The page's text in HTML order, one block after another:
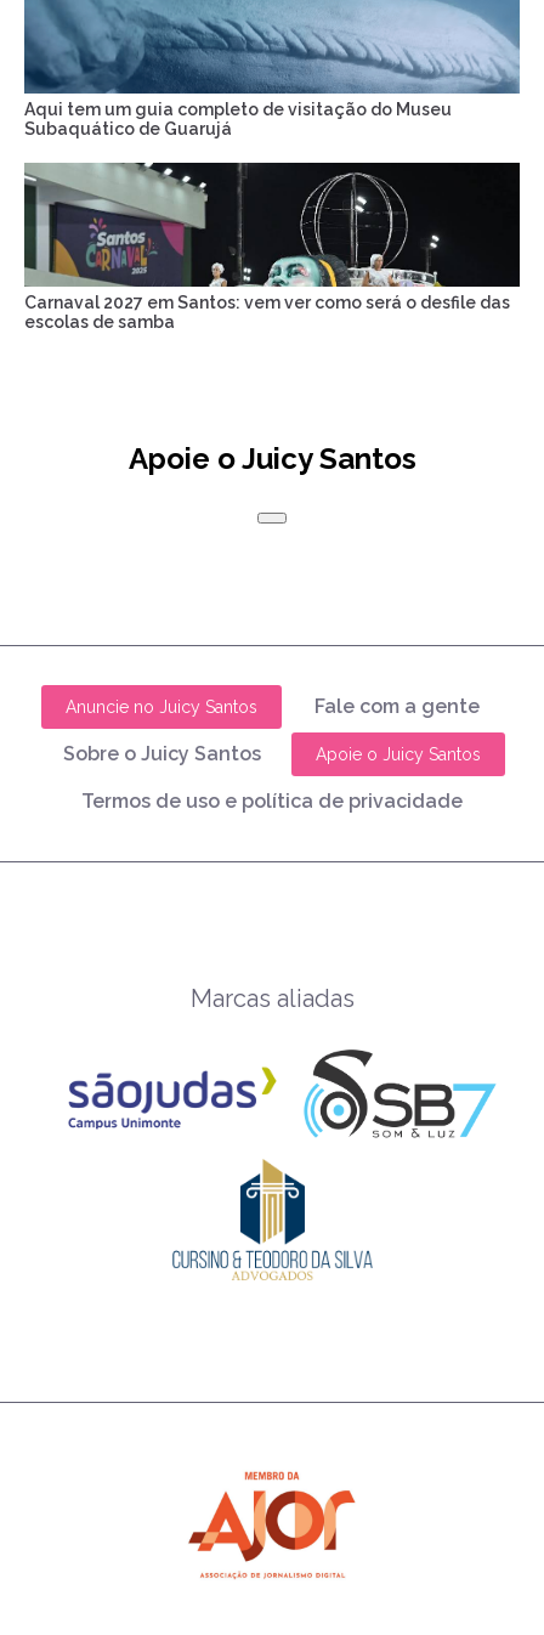
Aqui tem um guia completo de visitação do Museu
Subaquático de Guarujá
Carnaval 2027 em Santos: vem ver como será o desfile das
escolas de samba
Apoie o Juicy Santos
Anuncie no Juicy Santos Fale com a gente
Sobre o Juicy Santos Apoie o Juicy Santos
Termos de uso e política de privacidade
Marcas aliadas